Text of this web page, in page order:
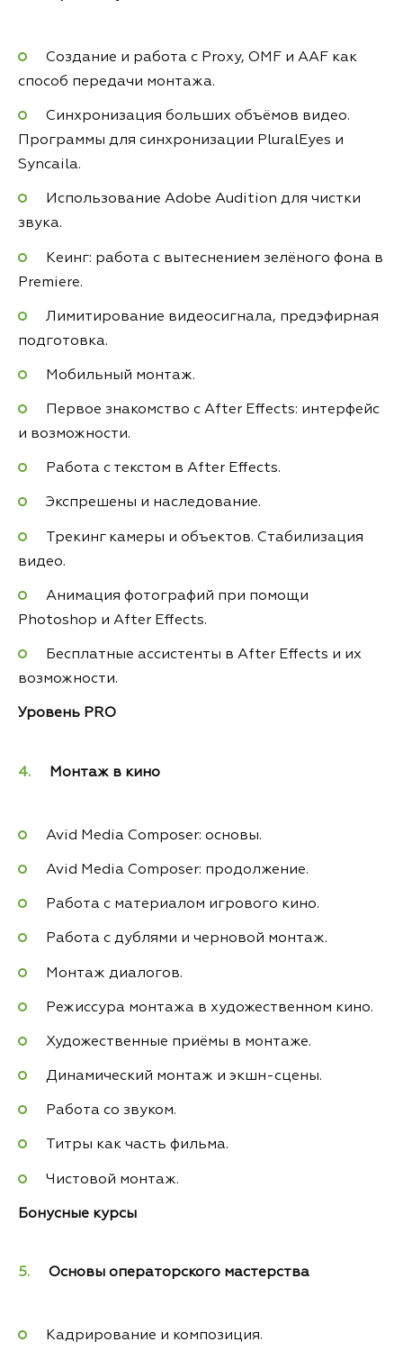
Создание и работа с Proxy, OMF и AAF как
способ передачи монтажа.
Синхронизация больших объёмов видео.
Программы для синхронизации PluralEyes и
Syncaila.
Использование Adobe Audition для чистки
звука.
Кеинг: работа с вытеснением зелёного фона в
Premiere.
Лимитирование видеосигнала, предэфирная
подготовка.
Мобильный монтаж.
Первое знакомство с After Effects: интерфейс
и возможности.
Работа с текстом в After Effects.
Экспрешены и наследование.
Трекинг камеры и объектов. Стабилизация
видео.
Анимация фотографий при помощи
Photoshop и After Effects.
Бесплатные ассистенты в After Effects и их
возможности.
Уровень PRO
Монтаж в кино
Avid Media Composer: основы.
Avid Media Composer: продолжение.
Работа с материалом игрового кино.
Работа с дублями и черновой монтаж.
Монтаж диалогов.
Режиссура монтажа в художественном кино.
Художественные приёмы в монтаже.
Динамический монтаж и экшн-сцены.
Работа со звуком.
Титры как часть фильма.
Чистовой монтаж.
Бонусные курсы
Основы операторского мастерства
Кадрирование и композиция.